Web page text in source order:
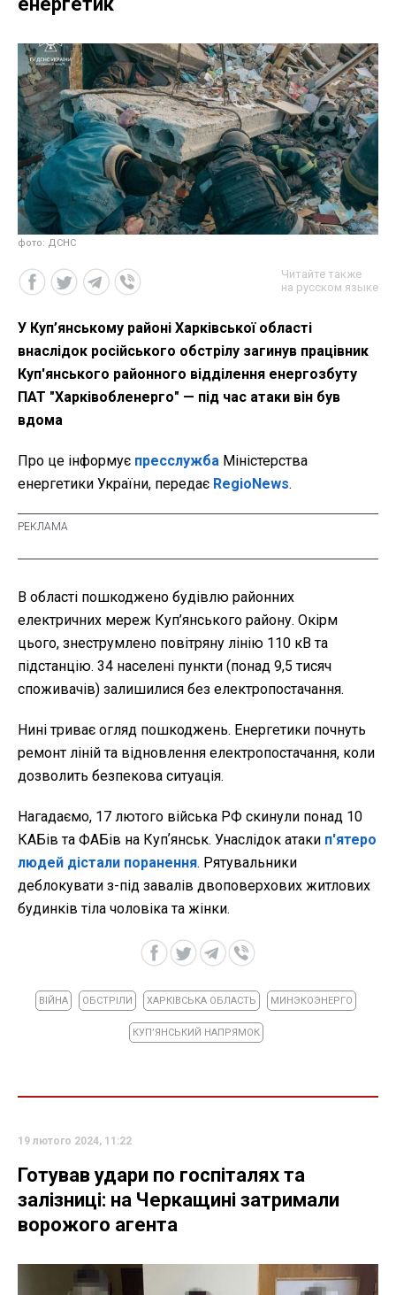
фото: ДСНС
Читайте также
на русском языке
У Куп’янському районі Харківської області
внаслідок російського обстрілу загинув працівник
Куп'янського районного відділення енергозбуту
ПАТ "Харківобленерго" — під час атаки він був
вдома
Про це інформує пресслужба Міністерства
енергетики України, передає RegioNews.
В області пошкоджено будівлю районних
електричних мереж Куп’янського району. Окірм
цього, знеструмлено повітряну лінію 110 кВ та
підстанцію. 34 населені пункти (понад 9,5 тисяч
споживачів) залишилися без електропостачання.
Нині триває огляд пошкоджень. Енергетики почнуть
ремонт ліній та відновлення електропостачання, коли
дозволить безпекова ситуація.
Нагадаємо, 17 лютого війська РФ скинули понад 10
КАБів та ФАБів на Купʼянськ. Унаслідок атаки п'ятеро
людей дістали поранення. Рятувальники
деблокувати з-під завалів двоповерхових житлових
будинків тіла чоловіка та жінки.
ВІЙНА ОБСТРІЛИ ХАРКІВСЬКА ОБЛАСТЬ МИНЭКОЭНЕРГО
КУПʼЯНСЬКИЙ НАПРЯМОК
19 лютого 2024, 11:22
Готував удари по госпіталях та
залізниці: на Черкащині затримали
ворожого агента